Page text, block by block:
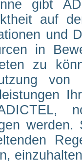
gibt
auf
und
in
zu
von